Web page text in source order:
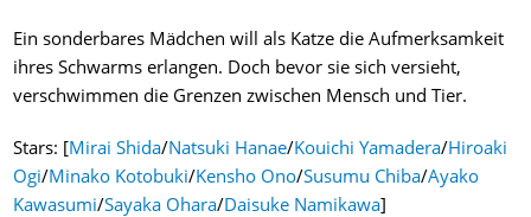
Ein sonderbares Mädchen will als Katze die Aufmerksamkeit
ihres Schwarms erlangen. Doch bevor sie sich versieht,
verschwimmen die Grenzen zwischen Mensch und Tier.
Stars: [Mirai Shida/Natsuki Hanae/Kouichi Yamadera/Hiroaki
Ogi/Minako Kotobuki/Kensho Ono/Susumu Chiba/Ayako
Kawasumi/Sayaka Ohara/Daisuke Namikawa]